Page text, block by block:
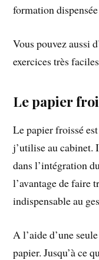
formation
Vous pouvez aussi
exercices très
Le papier
Le papier froissé
j’utilise au cabinet.
dans l’intégration
l’avantage de faire
indispensable au
A l’aide d’une
papier. Jusqu’à ce